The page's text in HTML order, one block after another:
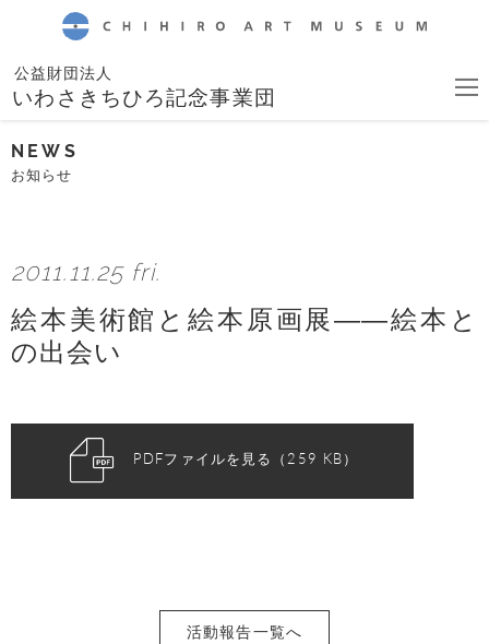
公益財団法人
いわさきちひろ記念事業団
NEWS
お知らせ
2011.11.25 fri.
絵本美術館と絵本原画展――絵本と
の出会い
PDFファイルを見る（259 KB）
活動報告一覧へ